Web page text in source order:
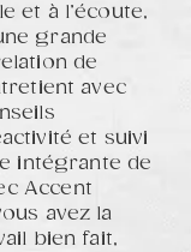
et à l’écoute,
grande
de
avec
et suivi
intégrante de
Accent
avez la
bien fait,